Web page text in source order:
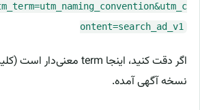
ontent=search_ad_v1
نسخه آگهی آمده.